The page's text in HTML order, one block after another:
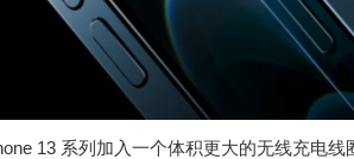
13 系列加入一个体积更大的无线充电线